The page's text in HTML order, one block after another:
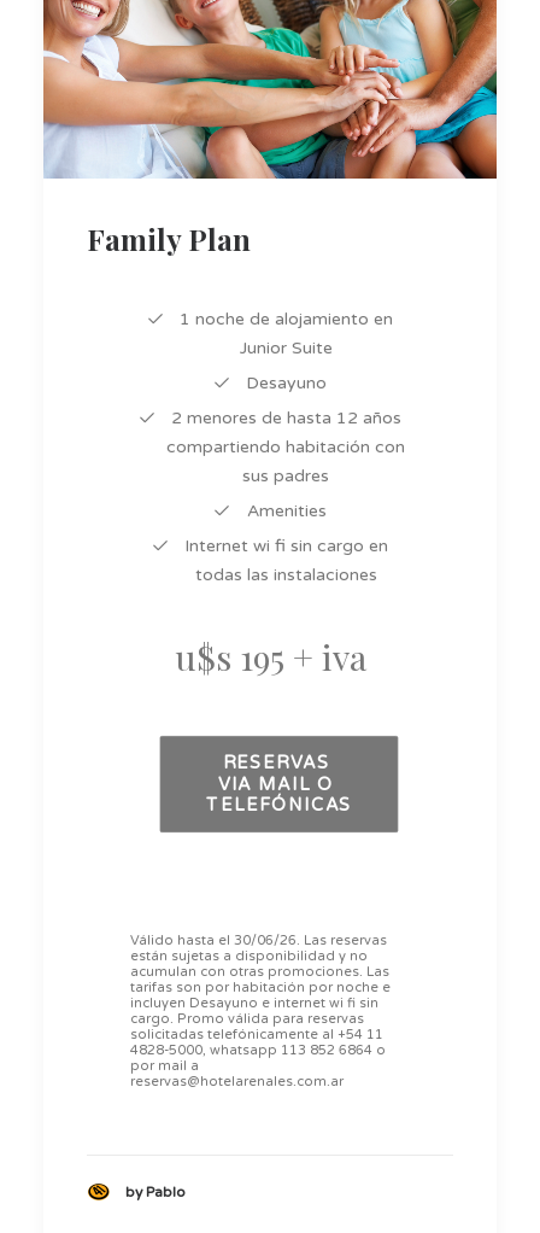
Family Plan
1 noche de alojamiento en
Junior Suite
Desayuno
2 menores de hasta 12 años
compartiendo habitación con
sus padres
Amenities
Internet wi fi sin cargo en
todas las instalaciones
u$s 195 + iva
RESERVAS
VIA MAIL O
TELEFÓNICAS
Válido hasta el 30/06/26. Las reservas
están sujetas a disponibilidad y no
acumulan con otras promociones. Las
tarifas son por habitación por noche e
incluyen Desayuno e internet wi fi sin
cargo. Promo válida para reservas
solicitadas telefónicamente al +54 11
4828-5000, whatsapp 113 852 6864 o
por mail a
reservas@hotelarenales.com.ar
by Pablo